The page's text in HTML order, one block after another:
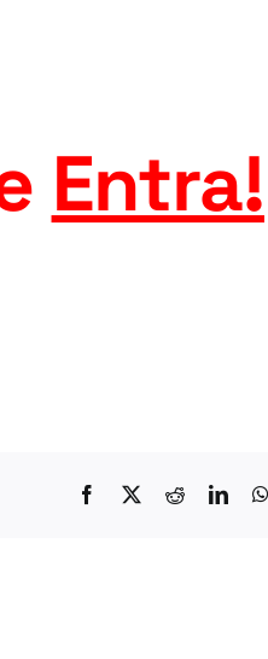
Entra!
Facebook
X Reddit